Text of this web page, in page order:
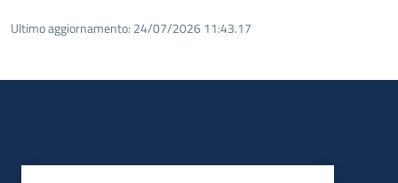
Ultimo aggiornamento: 24/07/2026 11:43.17